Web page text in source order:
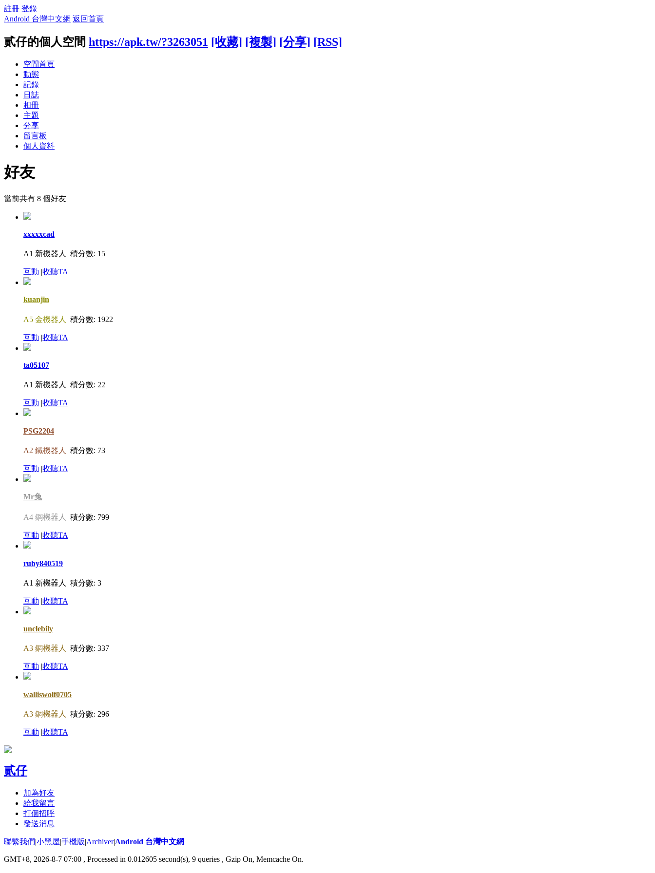
註冊 登錄
Android 台灣中文網 返回首頁
贰仔的個人空間 https://apk.tw/?3263051 [收藏] [複製] [分享] [RSS]
空間首頁
動態
記錄
日誌
相冊
主題
分享
留言板
個人資料
好友
當前共有 8 個好友
xxxxxcad
A1 新機器人 積分數: 15
互動 |收聽TA
kuanjin
A5 金機器人 積分數: 1922
互動 |收聽TA
ta05107
A1 新機器人 積分數: 22
互動 |收聽TA
PSG2204
A2 鐵機器人 積分數: 73
互動 |收聽TA
Mr兔
A4 鋼機器人 積分數: 799
互動 |收聽TA
ruby840519
A1 新機器人 積分數: 3
互動 |收聽TA
unclebily
A3 銅機器人 積分數: 337
互動 |收聽TA
walliswolf0705
A3 銅機器人 積分數: 296
互動 |收聽TA
贰仔
加為好友
給我留言
打個招呼
發送消息
聯繫我們|小黑屋|手機版|Archiver|Android 台灣中文網
GMT+8, 2026-8-7 07:00 , Processed in 0.012605 second(s), 9 queries , Gzip On, Memcache On.